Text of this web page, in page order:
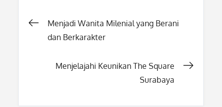
Post
Menjadi Wanita Milenial yang Berani
dan Berkarakter
Menjelajahi Keunikan The Square
Surabaya